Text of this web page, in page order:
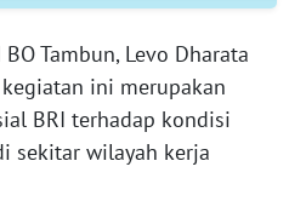
Tambun, Levo Dharata
ini merupakan
BRI terhadap kondisi
sekitar wilayah kerja